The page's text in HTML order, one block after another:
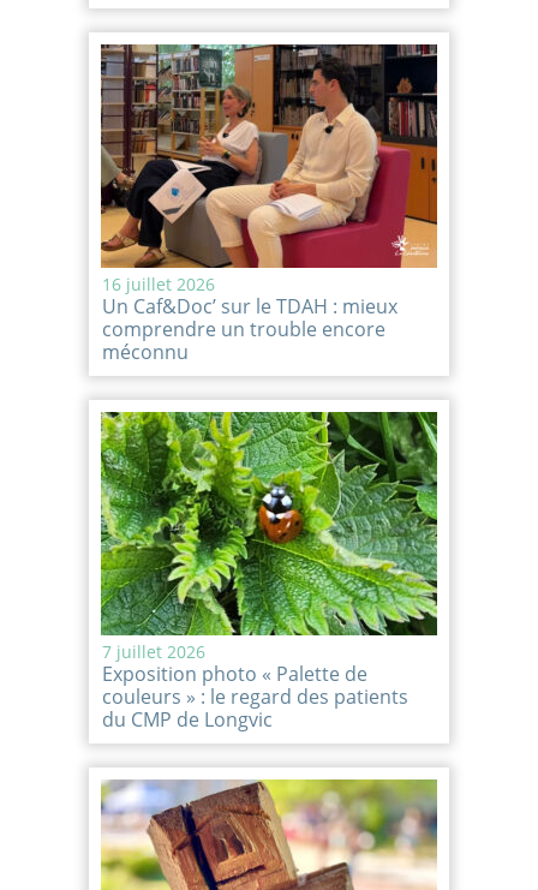
16 juillet 2026
Un Caf&Doc’ sur le TDAH : mieux
comprendre un trouble encore
méconnu
7 juillet 2026
Exposition photo « Palette de
couleurs » : le regard des patients
du CMP de Longvic